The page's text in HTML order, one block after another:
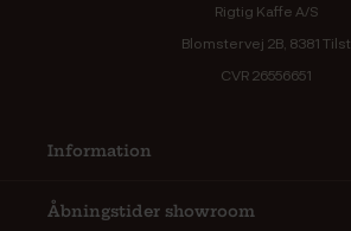
Rigtig Kaffe A/S
Blomstervej 2B, 8381 Tilst
CVR 26556651
Information
Åbningstider showroom